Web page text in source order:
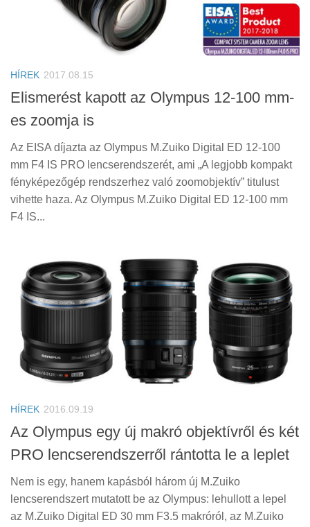
Érdekességek
Helyszíni Riport
E-BB
HÍREK 2017.08.15
Elismerést kapott az Olympus 12-100 mm-
es zoomja is
Az EISA díjazta az Olympus M.Zuiko Digital ED 12-100
mm F4 IS PRO lencserendszerét, ami „A legjobb kompakt
fényképezőgép rendszerhez való zoomobjektív” titulust
vihette haza. Az Olympus M.Zuiko Digital ED 12-100 mm
F4 IS...
HÍREK 2016.09.19
Az Olympus egy új makró objektívről és két
PRO lencserendszerről rántotta le a leplet
Nem is egy, hanem kapásból három új M.Zuiko
lencserendszert mutatott be az Olympus: lehullott a lepel
az M.Zuiko Digital ED 30 mm F3.5 makróról, az M.Zuiko